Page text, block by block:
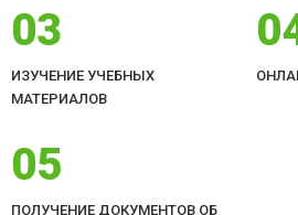
03
ИЗУЧЕНИЕ УЧЕБНЫХ
МАТЕРИАЛОВ
05
ПОЛУЧЕНИЕ ДОКУМЕНТОВ ОБ